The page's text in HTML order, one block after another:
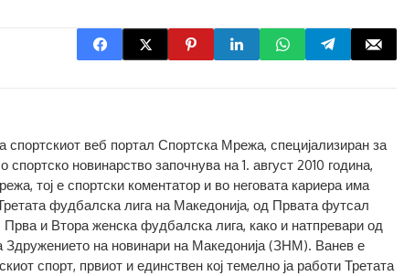
спортскиот веб портал Спортска Мрежа, специјализиран за
новинарство започнува на 1. август 2010 година,
тој е спортски коментатор и во неговата кариера има
фудбалска лига на Македонија, од Првата футсал
и Втора женска фудбалска лига, како и натпревари од
Здружението на новинари на Македонија (ЗНМ). Ванев е
спорт, првиот и единствен кој темелно ја работи Третата